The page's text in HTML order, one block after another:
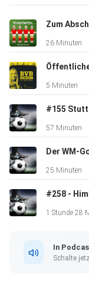
Du möchtest
damit Geld
verdienen?
Dann schaue auf
Dort erhältst du
Podcast-Hosting-
der Podcastbude.
26 Minuten
5 Minuten
57 Minuten
25 Minuten
#258 -
1 Stunde 28
In
Schalte